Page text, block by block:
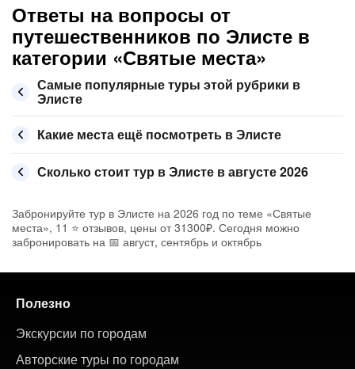
Ответы на вопросы от
путешественников по Элисте в
категории «Святые места»
Самые популярные туры этой рубрики в
Элисте
Какие места ещё посмотреть в Элисте
Сколько стоит тур в Элисте в августе 2026
Забронируйте тур в Элисте на 2026 год по теме «Святые
места», 11 ⭐ отзывов, цены от 31300₽. Сегодня можно
забронировать на 📅 август, сентябрь и октябрь
Полезно
Экскурсии по городам
Авторские туры по городам